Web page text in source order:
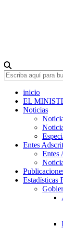
inicio
EL
Noticias
Entes
Entes
Estadísticas